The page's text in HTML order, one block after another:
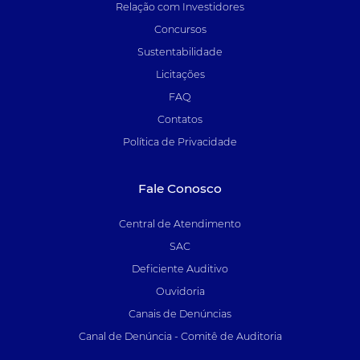
Relação com Investidores
Concursos
Sustentabilidade
Licitações
FAQ
Contatos
Política de Privacidade
Fale Conosco
Central de Atendimento
SAC
Deficiente Auditivo
Ouvidoria
Canais de Denúncias
Canal de Denúncia - Comitê de Auditoria